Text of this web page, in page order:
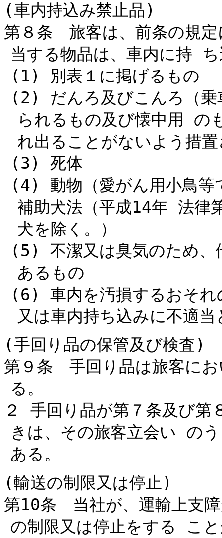
(車内持込み禁止品)
第８条 旅客は、前条の規定
当する物品は、車内に持
(1) 別表１に掲げるもの
(2) だんろ及びこんろ（乗
られるもの及び懐中用 の
れ出ることがないよう措
(3) 死体
(4) 動物（愛がん用小鳥等
補助犬法（平成14年 法律
犬を除く。）
(5) 不潔又は臭気のため、
あるもの
(6) 車内を汚損するおそ
又は車内持ち込みに不適
(手回り品の保管及び検査)
第９条 手回り品は旅客に
る。
２ 手回り品が第７条及び第
きは、その旅客立会い の
ある。
(輸送の制限又は停止)
第10条 当社が、運輸上支
の制限又は停止をする こ